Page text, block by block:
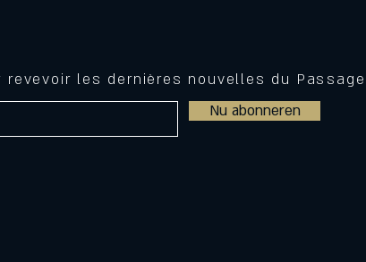
Nu abonneren
revevoir les dernières nouvelles du Passage.